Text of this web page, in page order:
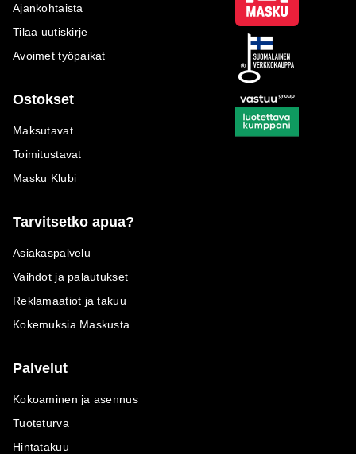
Ajankohtaista
Tilaa uutiskirje
Avoimet työpaikat
Ostokset
Maksutavat
Toimitustavat
Masku Klubi
Tarvitsetko apua?
Asiakaspalvelu
Vaihdot ja palautukset
Reklamaatiot ja takuu
Kokemuksia Maskusta
Palvelut
Kokoaminen ja asennus
Tuoteturva
Hintatakuu